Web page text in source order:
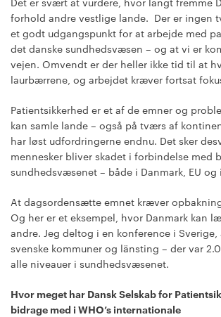
forhold andre vestlige lande. Der er ingen
et godt udgangspunkt for at arbejde med
det danske sundhedsvæsen – og at vi er
vejen. Omvendt er der heller ikke tid til at
laurbærrene, og arbejdet kræver fortsat
Patientsikkerhed er et af de emner og
kan samle lande – også på tværs af
har løst udfordringerne endnu. Det sker
mennesker bliver skadet i forbindelse med
sundhedsvæsenet – både i Danmark, EU og
At dagsordensætte emnet kræver
Og her er et eksempel, hvor Danmark kan
andre. Jeg deltog i en konference i
svenske kommuner og länsting – der var
alle niveauer i sundhedsvæsenet.
Hvor meget har Dansk Selskab for
bidrage med i WHO’s internationale